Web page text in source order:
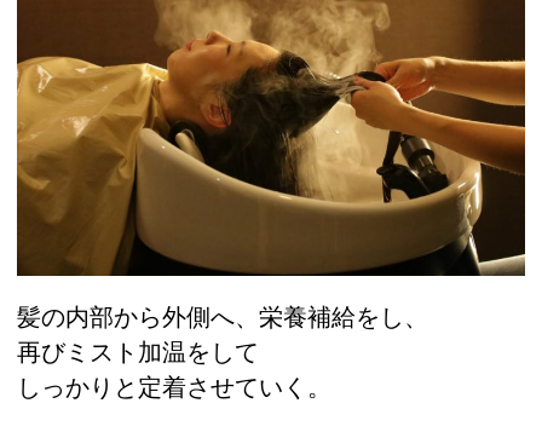
髪の内部から外側へ、栄養補給をし、
再びミスト加温をして
しっかりと定着させていく。